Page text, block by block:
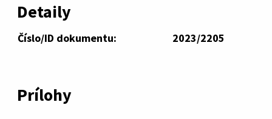
Detaily
Číslo/ID dokumentu: 2023/2205
Prílohy